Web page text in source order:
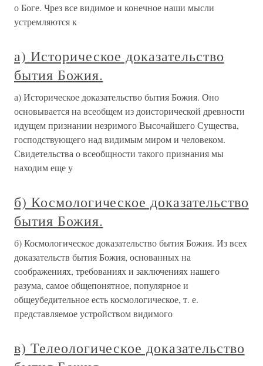
о Боге. Чрез все видимое и конечное наши мысли
устремляются к
а) Историческое доказательство
бытия Божия.
а) Историческое доказательство бытия Божия. Оно
основывается на всеобщем из доисторической древности
идущем признании незримого Высочайшего Существа,
господствующего над видимым миром и человеком.
Свидетельства о всеобщности такого признания мы
находим еще у
б) Космологическое доказательство
бытия Божия.
б) Космологическое доказательство бытия Божия. Из всех
доказательств бытия Божия, основанных на
соображениях, требованиях и заключениях нашего
разума, самое общепонятное, популярное и
общеубедительное есть космологическое, т. е.
представляемое устройством видимого
в) Телеологическое доказательство